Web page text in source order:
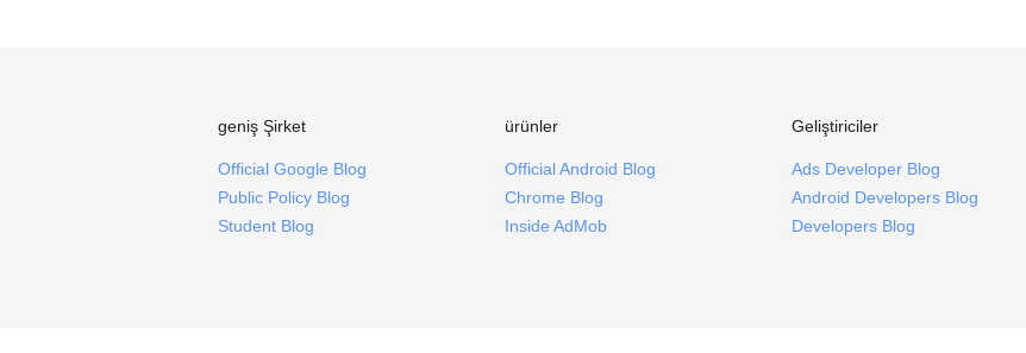
geniş Şirket
Official Google Blog
Public Policy Blog
Student Blog
ürünler
Official Android Blog
Chrome Blog
Inside AdMob
Geliştiriciler
Ads Developer Blog
Android Developers Blog
Developers Blog